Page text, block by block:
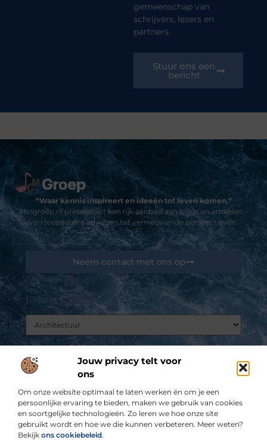
Jouw privacy telt voor
ons
Om onze website optimaal te laten werken én om je een
persoonlijke ervaring te bieden, maken we gebruik van cookies
en soortgelijke technologieën. Zo leren we hoe onze site
gebruikt wordt en hoe we die kunnen verbeteren. Meer weten?
Bekijk ons cookiebeleid.
gemeenschap van
schrijvers, lezers en
partners.
Stuur ons een
bericht
“Waar kennis inspireert en ideeën tot leven komen.”
Mc-groep.nl presenteert een rijk aanbod aan blogs en artikelen –
van toepasbare adviezen tot vernieuwende perspectieven.
Sitelinks
De best gelezen stukken op een rij
Een leuke activiteit voor kinderfeestjes of een leuke
middag weg
De voordelen van het kiezen voor biologische en
natuurlijke voedingsproducten
Last van pigment? Laat dit behandelen door een
huidkliniek
Bericht categorie
Neem contact met ons op